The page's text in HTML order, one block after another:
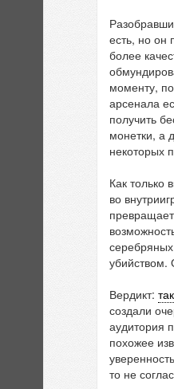
есть, но он
более
моменту,
арсенала
получить
монетки, а
некоторых
Как только
во
убийством.
Вердикт:
создали
аудитория
похожее
то не